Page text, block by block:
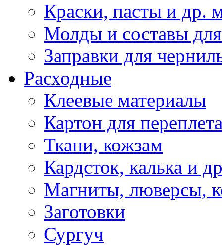
Краски, пасты и др.
Молды и составы
Заправки для
Расходные
Клеевые материалы
Картон для переплета
Ткани, кожзам
Кардсток, калька и
Магниты, люверсы,
Заготовки
Сургуч